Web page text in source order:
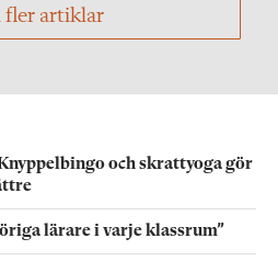
fler artiklar
och skrattyoga gör
lärare i varje klassrum”